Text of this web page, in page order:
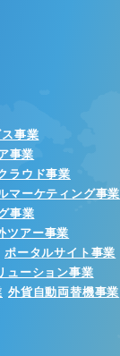
事業
事業
ラウド事業
マーケティング事業
事業
ツアー事業
ポータルサイト事業
ューション事業
外貨自動両替機事業